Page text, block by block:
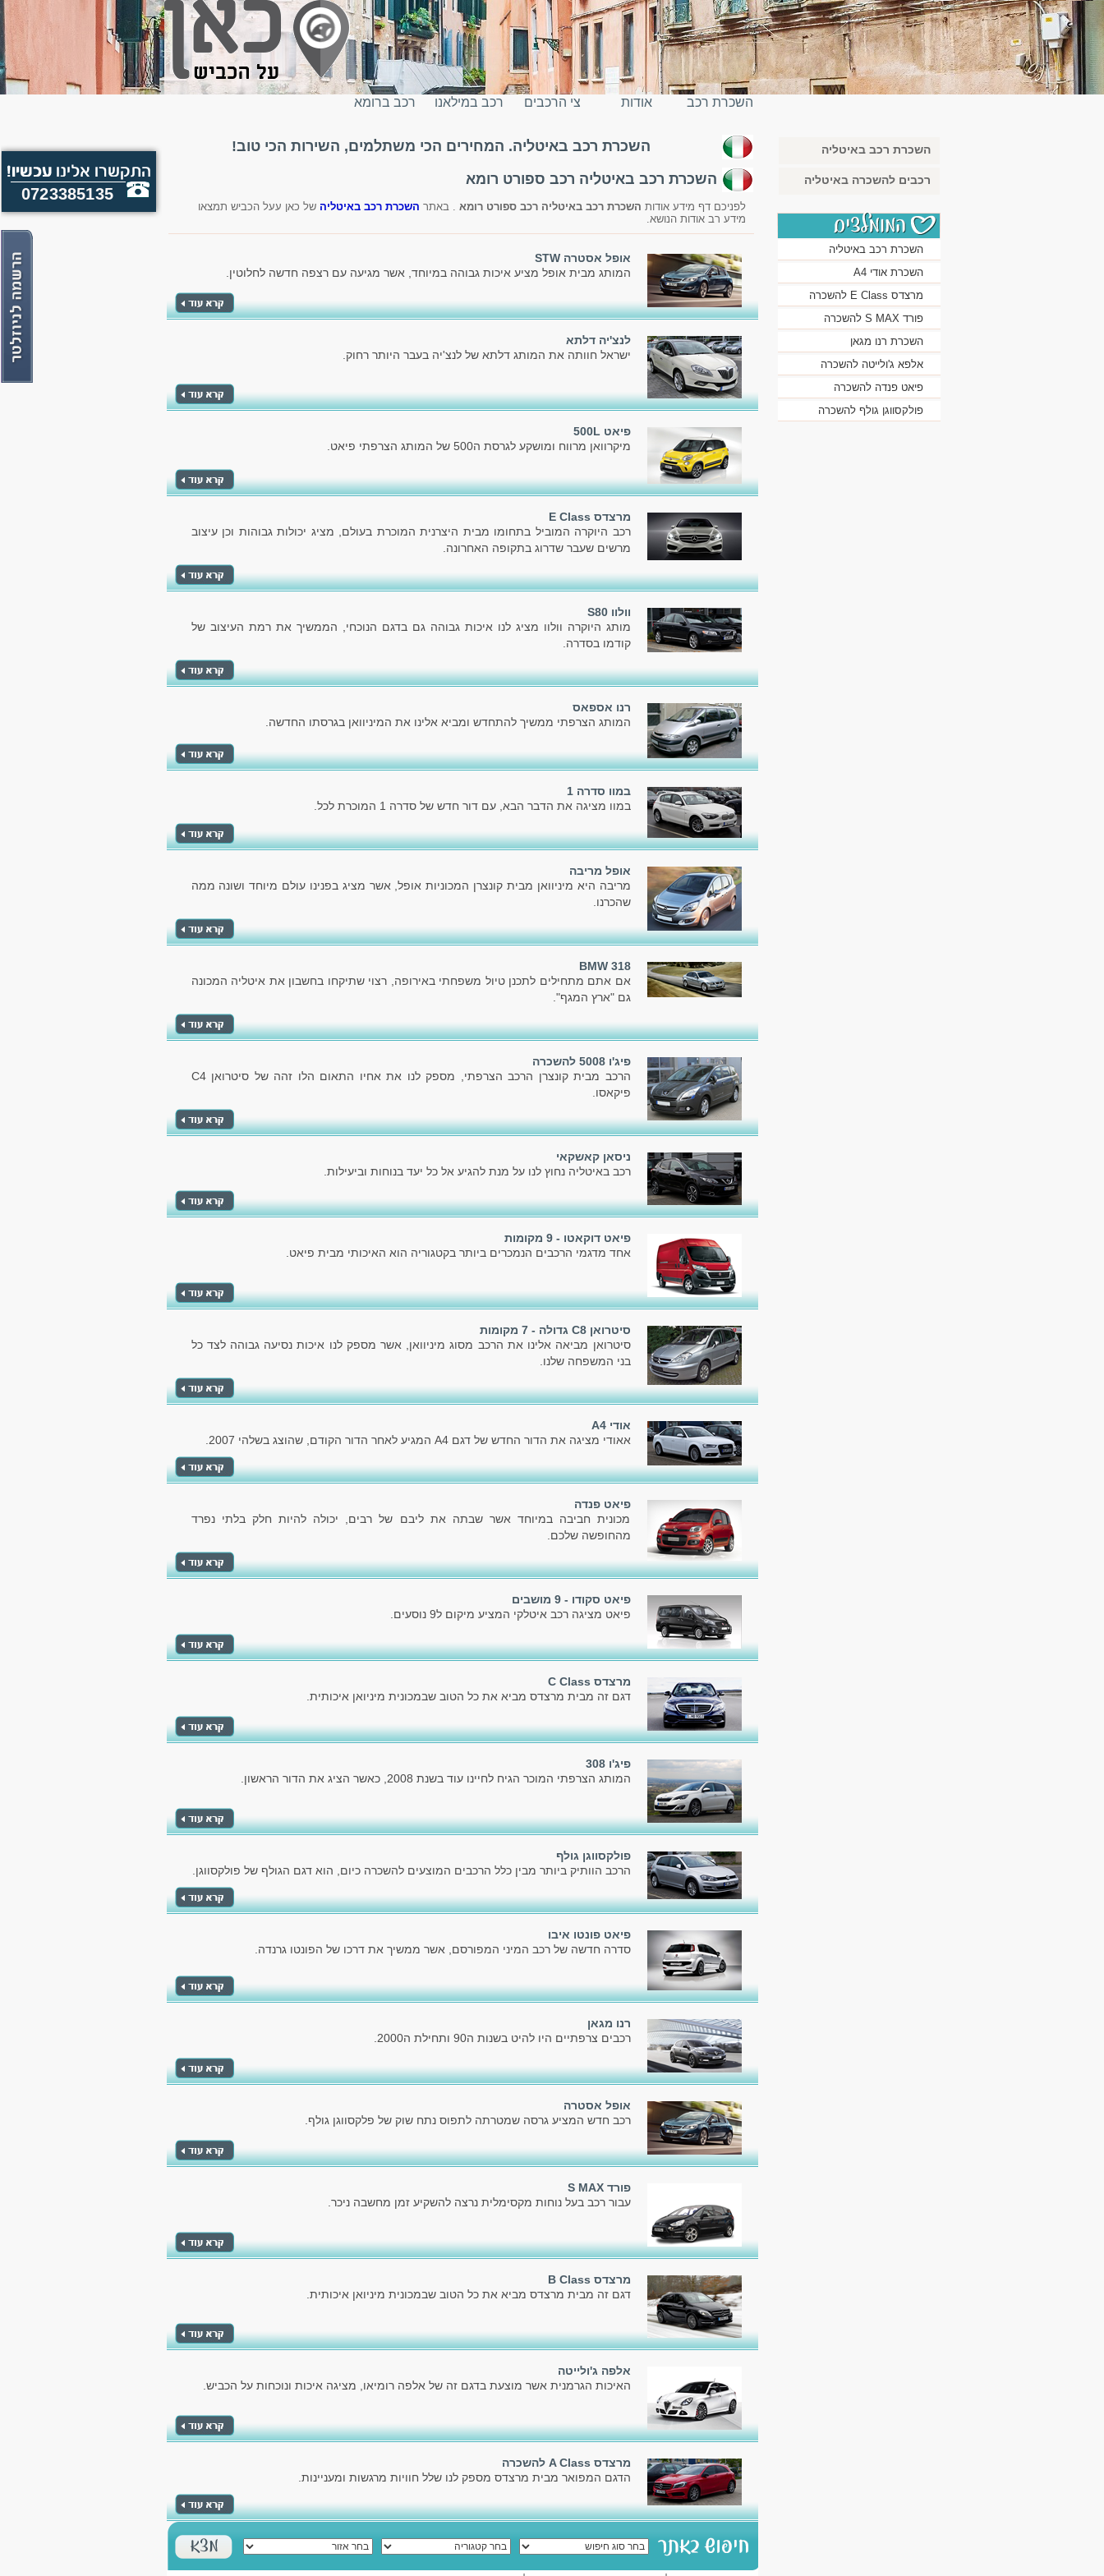
0723385135
השכרת רכב
באיטליה
אודות צי הרכבים רכב במילאנו רכב ברומא
השכרת רכב באיטליה. המחירים הכי משתלמים, השירות הכי טוב!
השכרת רכב באיטליה רכב ספורט רומא
לפניכם דף מידע אודות השכרת רכב באיטליה רכב ספורט רומא . באתר השכרת רכב באיטליה של כאן עעל הכביש תמצאו
מידע רב אודות הנושא.
אופל אסטרה STW
המותג מבית אופל מציע איכות גבוהה במיוחד, אשר מגיעה עם רצפה חדשה לחלוטין.
לנצ'יה דלתא
ישראל חוותה את המותג דלתא של לנצ'יה בעבר היותר רחוק.
פיאט 500L
מיקרוואן מרווח ומושקע לגרסת ה500 של המותג הצרפתי פיאט.
מרצדס E Class
רכב היוקרה המוביל בתחומו מבית היצרנית המוכרת בעולם, מציג יכולות גבוהות וכן עיצוב
מרשים שעבר שדרוג בתקופה האחרונה.
וולוו S80
מותג היוקרה וולוו מציג לנו איכות גבוהה גם בדגם הנוכחי, הממשיך את רמת העיצוב של
קודמו בסדרה.
רנו אספאס
המותג הצרפתי ממשיך להתחדש ומביא אלינו את המיניוואן בגרסתו החדשה.
במוו סדרה 1
במוו מציגה את הדבר הבא, עם דור חדש של סדרה 1 המוכרת לכל.
אופל מריבה
מריבה היא מיניוואן מבית קונצרן המכוניות אופל, אשר מציג בפנינו עולם מיוחד ושונה ממה
שהכרנו.
BMW 318
אם אתם מתחילים לתכנן טיול משפחתי באירופה, רצוי שתיקחו בחשבון את איטליה המכונה
גם "ארץ המגף".
פיג'ו 5008 להשכרה
הרכב מבית קונצרן הרכב הצרפתי, מספק לנו את אחיו התאום הלו זהה של סיטרואן C4
פיקאסו.
ניסאן קאשקאי
רכב באיטליה נחוץ לנו על מנת להגיע אל כל יעד בנוחות וביעילות.
פיאט דוקאטו - 9 מקומות
אחד מדגמי הרכבים הנמכרים ביותר בקטגוריה הוא האיכותי מבית פיאט.
סיטרואן C8 גדולה - 7 מקומות
סיטרואן מביאה אלינו את הרכב מסוג מיניוואן, אשר מספק לנו איכות נסיעה גבוהה לצד כל
בני המשפחה שלנו.
אודי A4
אאודי מציגה את הדור החדש של דגם A4 המגיע לאחר הדור הקודם, שהוצג בשלהי 2007.
פיאט פנדה
מכונית חביבה במיוחד אשר שבתה את ליבם של רבים, יכולה להיות חלק בלתי נפרד
מהחופשה שלכם.
פיאט סקודו - 9 מושבים
פיאט מציגה רכב איטלקי המציע מיקום ל9 נוסעים.
מרצדס C Class
דגם זה מבית מרצדס מביא את כל הטוב שבמכונית מיניואן איכותית.
פיג'ו 308
המותג הצרפתי המוכר הגיח לחיינו עוד בשנת 2008, כאשר הציג את הדור הראשון.
פולקסווגן גולף
הרכב הוותיק ביותר מבין כלל הרכבים המוצעים להשכרה כיום, הוא דגם הגולף של פולקסווגן.
פיאט פונטו איבו
סדרה חדשה של רכב המיני המפורסם, אשר ממשיך את דרכו של הפונטו גרנדה.
רנו מגאן
רכבים צרפתיים היו להיט בשנות ה90 ותחילת ה2000.
אופל אסטרה
רכב חדש המציע גרסה שמטרתה לתפוס נתח שוק של פלקסווגן גולף.
פורד S MAX
עבור רכב בעל נוחות מקסימלית נרצה להשקיע זמן מחשבה ניכר.
מרצדס B Class
דגם זה מבית מרצדס מביא את כל הטוב שבמכונית מיניואן איכותית.
אלפה ג'ולייטה
האיכות הגרמנית אשר מוצעת בדגם זה של אלפה רומיאו, מציגה איכות ונוכחות על הכביש.
מרצדס A Class להשכרה
הדגם המפואר מבית מרצדס מספק לנו שלל חוויות מרגשות ומעניינות.
השכרת רכב באיטליה
רכבים להשכרה באיטליה
השכרת רכב באיטליה
השכרת אודי A4
מרצדס E Class להשכרה
פורד S MAX להשכרה
השכרת רנו מגאן
אלפא ג'ולייטה להשכרה
פיאט פנדה להשכרה
פולקסווגן גולף להשכרה